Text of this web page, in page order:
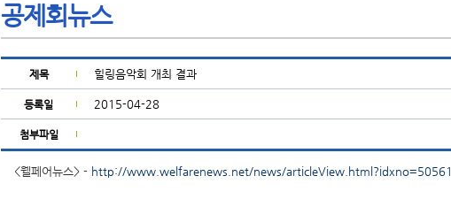
공제회뉴스
제목 힐링음악회 개최 결과
등록일 2015-04-28
첨부파일
<웰페어뉴스> - http://www.welfarenews.net/news/articleView.html?idxno=50561